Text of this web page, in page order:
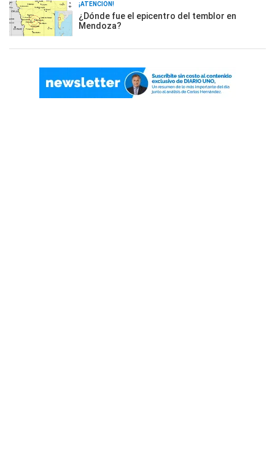
¡ATENCIÓN!
¿Dónde fue el epicentro del temblor en
Mendoza?